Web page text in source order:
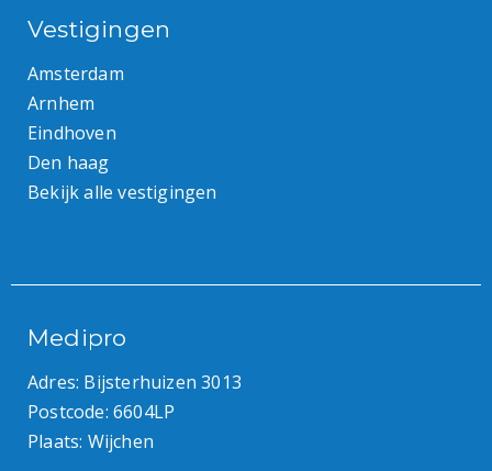
Vestigingen
Amsterdam
Arnhem
Eindhoven
Den haag
Bekijk alle vestigingen
Medipro
Adres: Bijsterhuizen 3013
Postcode: 6604LP
Plaats: Wijchen